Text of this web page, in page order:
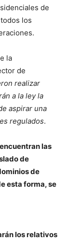
de
los
la
de
realizar
a la ley la
aspirar una
regulados.
las
de
de
esta forma, se
los relativos